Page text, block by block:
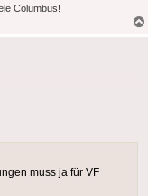
Columbus!
muss ja für VF